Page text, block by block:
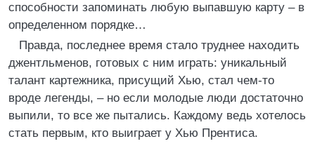
способности запоминать любую выпавшую карту – в
определенном порядке…
Правда, последнее время стало труднее находить
джентльменов, готовых с ним играть: уникальный
талант картежника, присущий Хью, стал чем-то
вроде легенды, – но если молодые люди достаточно
выпили, то все же пытались. Каждому ведь хотелось
стать первым, кто выиграет у Хью Прентиса.